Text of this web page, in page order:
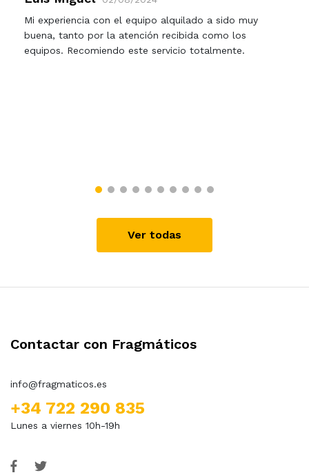
Mi experiencia con el equipo alquilado a sido muy
buena, tanto por la atención recibida como los
equipos. Recomiendo este servicio totalmente.
Ver todas
Contactar con Fragmáticos
info@fragmaticos.es
+34 722 290 835
Lunes a viernes 10h-19h